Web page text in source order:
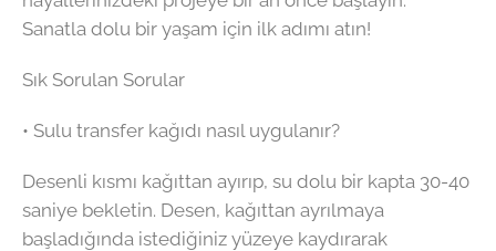
Sanatla dolu bir yaşam için ilk adımı atın!
Sık Sorulan Sorular
• Sulu transfer kağıdı nasıl uygulanır?
Desenli kısmı kağıttan ayırıp, su dolu bir kapta 30-40
saniye bekletin. Desen, kağıttan ayrılmaya
başladığında istediğiniz yüzeye kaydırarak